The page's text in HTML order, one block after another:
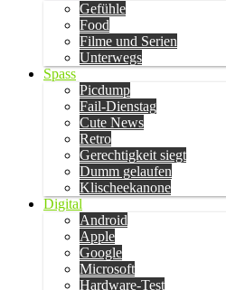
Gefühle
Food
Filme und Serien
Unterwegs
Spass
Picdump
Fail-Dienstag
Cute News
Retro
Gerechtigkeit siegt
Dumm gelaufen
Klischeekanone
Digital
Android
Apple
Google
Microsoft
Hardware-Test